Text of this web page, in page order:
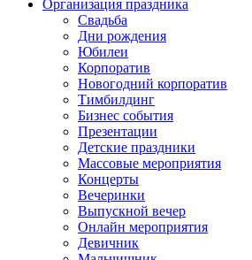
Организация праздника
Свадьба
Дни рождения
Юбилеи
Корпоратив
Новогодний корпоратив
Тимбилдинг
Бизнес события
Презентации
Детские праздники
Массовые мероприятия
Концерты
Вечеринки
Выпускной вечер
Онлайн мероприятия
Девичник